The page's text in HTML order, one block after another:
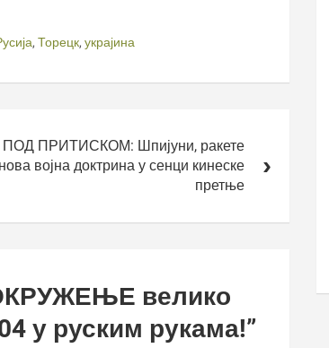
, Торецк, украјина
ПРИТИСКОМ: Шпијуни, ракете
војна доктрина у сенци кинеске
претње
велико
у руским рукама!”